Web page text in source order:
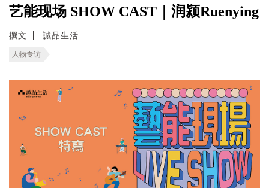
艺能现场 SHOW CAST｜润颍Ruenying
撰文 誠品生活
人物专访